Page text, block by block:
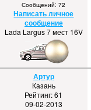
Сообщений: 72
Написать личное
сообщение
Lada Largus 7 мест 16V
Артур
Казань
Рейтинг: 61
09-02-2013